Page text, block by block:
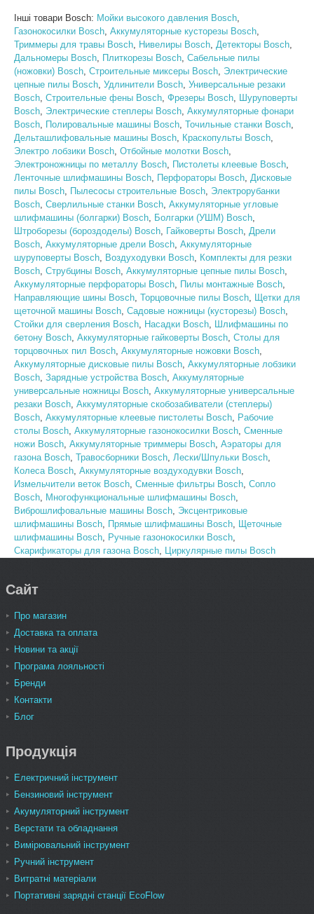
Інші товари Bosch: Мойки высокого давления Bosch,
Газонокосилки Bosch, Аккумуляторные кусторезы Bosch,
Триммеры для травы Bosch, Нивелиры Bosch, Детекторы Bosch,
Дальномеры Bosch, Плиткорезы Bosch, Сабельные пилы
(ножовки) Bosch, Строительные миксеры Bosch, Электрические
цепные пилы Bosch, Удлинители Bosch, Универсальные резаки
Bosch, Строительные фены Bosch, Фрезеры Bosch, Шуруповерты
Bosch, Электрические степлеры Bosch, Аккумуляторные фонари
Bosch, Полировальные машины Bosch, Точильные станки Bosch,
Дельташлифовальные машины Bosch, Краскопульты Bosch,
Электро лобзики Bosch, Отбойные молотки Bosch,
Электроножницы по металлу Bosch, Пистолеты клеевые Bosch,
Ленточные шлифмашины Bosch, Перфораторы Bosch, Дисковые
пилы Bosch, Пылесосы строительные Bosch, Электрорубанки
Bosch, Сверлильные станки Bosch, Аккумуляторные угловые
шлифмашины (болгарки) Bosch, Болгарки (УШМ) Bosch,
Штроборезы (бороздоделы) Bosch, Гайковерты Bosch, Дрели
Bosch, Аккумуляторные дрели Bosch, Аккумуляторные
шуруповерты Bosch, Воздуходувки Bosch, Комплекты для резки
Bosch, Струбцины Bosch, Аккумуляторные цепные пилы Bosch,
Аккумуляторные перфораторы Bosch, Пилы монтажные Bosch,
Направляющие шины Bosch, Торцовочные пилы Bosch, Щетки для
щеточной машины Bosch, Садовые ножницы (кусторезы) Bosch,
Стойки для сверления Bosch, Насадки Bosch, Шлифмашины по
бетону Bosch, Аккумуляторные гайковерты Bosch, Столы для
торцовочных пил Bosch, Аккумуляторные ножовки Bosch,
Аккумуляторные дисковые пилы Bosch, Аккумуляторные лобзики
Bosch, Зарядные устройства Bosch, Аккумуляторные
универсальные ножницы Bosch, Аккумуляторные универсальные
резаки Bosch, Аккумуляторные скобозабиватели (степлеры)
Bosch, Аккумуляторные клеевые пистолеты Bosch, Рабочие
столы Bosch, Аккумуляторные газонокосилки Bosch, Сменные
ножи Bosch, Аккумуляторные триммеры Bosch, Аэраторы для
газона Bosch, Травосборники Bosch, Лески/Шпульки Bosch,
Колеса Bosch, Аккумуляторные воздуходувки Bosch,
Измельчители веток Bosch, Сменные фильтры Bosch, Сопло
Bosch, Многофункциональные шлифмашины Bosch,
Виброшлифовальные машины Bosch, Эксцентриковые
шлифмашины Bosch, Прямые шлифмашины Bosch, Щеточные
шлифмашины Bosch, Ручные газонокосилки Bosch,
Скарификаторы для газона Bosch, Циркулярные пилы Bosch
Сайт
Про магазин
Доставка та оплата
Новини та акції
Програма лояльності
Бренди
Контакти
Блог
Продукція
Електричний інструмент
Бензиновий інструмент
Акумуляторний інструмент
Верстати та обладнання
Вимірювальний інструмент
Ручний інструмент
Витратні матеріали
Портативні зарядні станції EcoFlow